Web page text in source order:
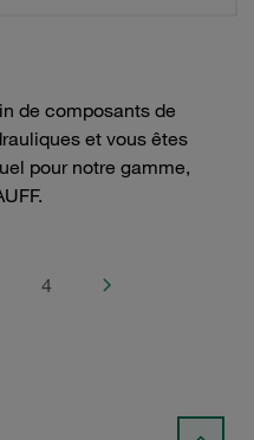
de composants de
et vous êtes
pour notre gamme,
4